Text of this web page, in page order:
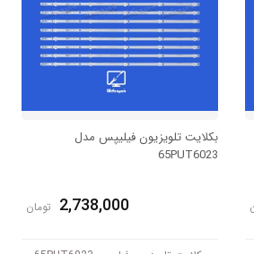
بکلایت تلویزیون فیلیپس مدل
65PUT6023
2,738,000 تومان